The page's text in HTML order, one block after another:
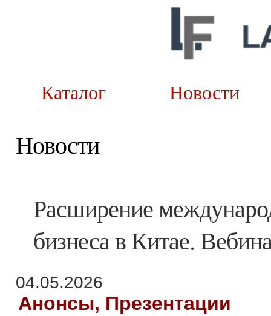
Каталог
Новости
Расширение
бизнеса в Китае.
04.05.2026
Анонсы, Презентации